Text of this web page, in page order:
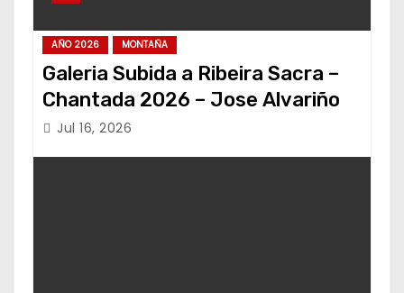
AÑO 2026 MONTAÑA
Galeria Subida a Ribeira Sacra –
Chantada 2026 – Jose Alvariño
Jul 16, 2026